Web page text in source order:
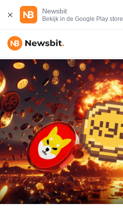
Newsbit
Bekijk in de Google Play store